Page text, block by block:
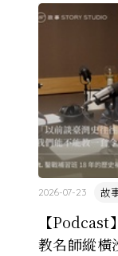
畫畫怎麼活？」
【
教名師縱橫
故
2026-07-23